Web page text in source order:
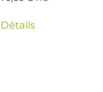
Détails